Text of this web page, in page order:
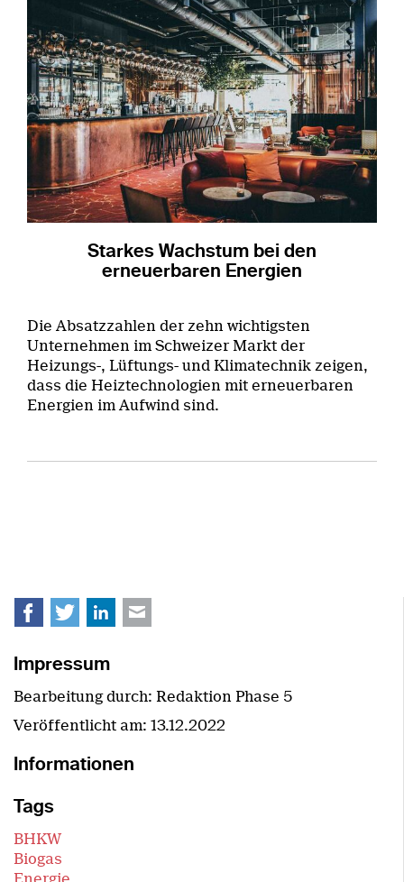
Starkes Wachstum bei den
erneuerbaren Energien
Die Absatzzahlen der zehn wichtigsten
Unternehmen im Schweizer Markt der
Heizungs-, Lüftungs- und Klimatechnik zeigen,
dass die Heiztechnologien mit erneuerbaren
Energien im Aufwind sind.
Facebook
TwitterLinkedIn
E-mail
Impressum
Bearbeitung durch: Redaktion Phase 5
Veröffentlicht am: 13.12.2022
Informationen
Tags
BHKW
Biogas
Energie